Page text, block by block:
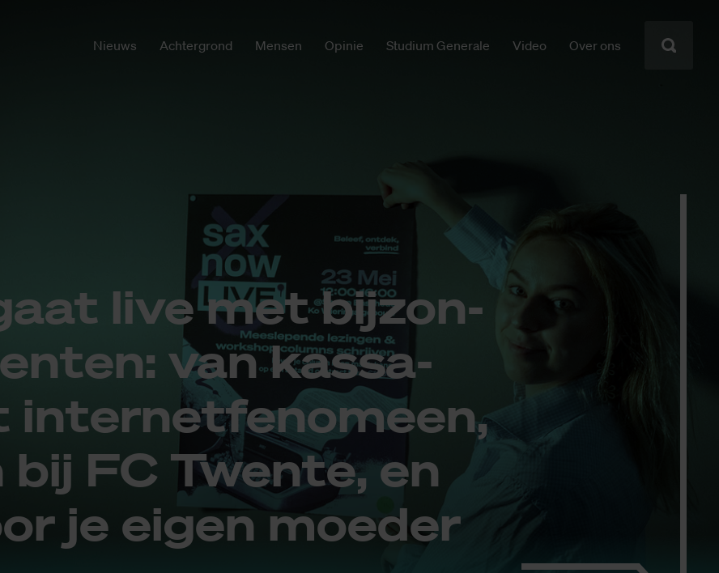
Nieuws Achtergrond Mensen Opinie Studium Generale Video Over ons
live met bij­zon­
van kas­sa­
in­ter­net­fe­no­meen,
FC Twen­te, en
je ei­gen moe­der